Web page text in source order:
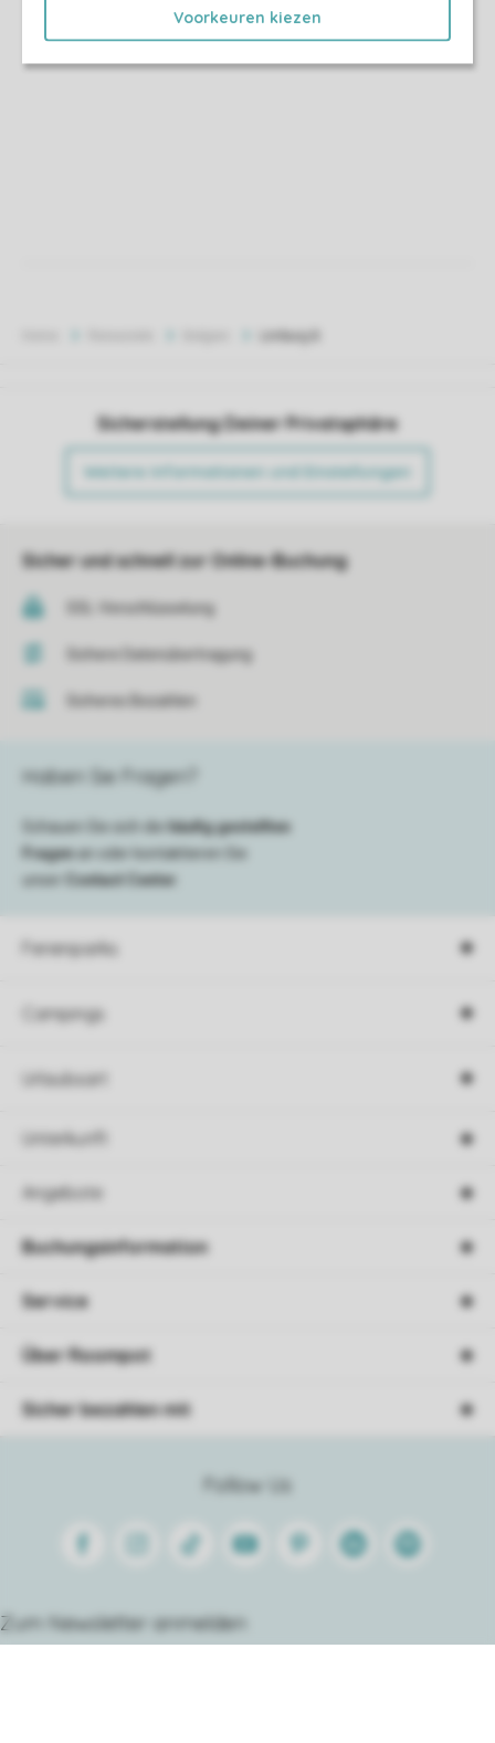
Voorkeuren kiezen
Sicherstellung Deiner Privatsphäre
Weitere Informationen und Einstellungen
Sicher und schnell zur Online-Buchung
SSL-Verschlüsselung
Sichere Datenübertragung
Sicheres Bezahlen
Ferienparks
Campings
Urlaubsart
Unterkunft
Angebote
Haben Sie Fragen?
Schauen Sie sich die häufig gestellten
Fragenan oder kontaktieren Sie
unser
Contact Center
Follow Us
FacebookInstagram
Tiktok Youtube PinterestLinkedinSpotify
Zum Newsletter anmelden
Buchungsinformation
Service
Über Roompot
Sicher bezahlen mit